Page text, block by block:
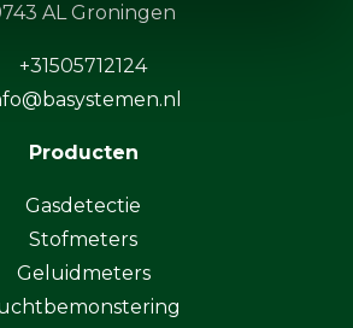
AL Groningen
+31505712124
Producten
Gasdetectie
Stofmeters
Geluidmeters